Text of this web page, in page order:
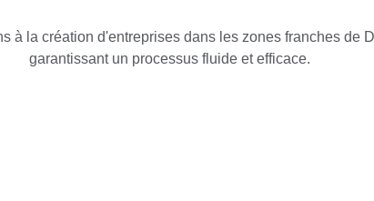
à la création d'entreprises dans les zones franches de
garantissant un processus fluide et efficace.